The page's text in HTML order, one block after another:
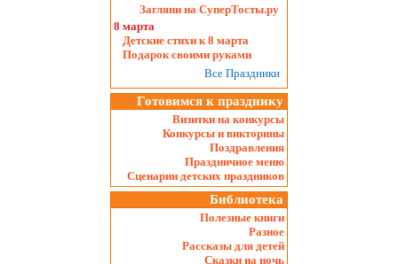
Загляни на СуперТосты.ру
8 марта
Детские стихи к 8 марта
Подарок своими руками
Все Праздники
Готовимся к празднику
Визитки на конкурсы
Конкурсы и викторины
Поздравления
Праздничное меню
Сценарии детских праздников
Библиотека
Полезные книги
Разное
Рассказы для детей
Сказки на ночь